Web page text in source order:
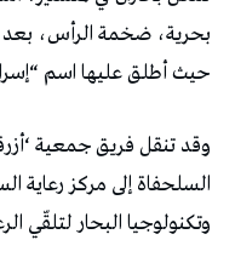
بحرية، ضخمة الرأس، بعد
حيث أطلق عليها اسم
وقد تنقل فريق جمعية
السلحفاة إلى مركز رعاية
وتكنولوجيا البحار لتلقّي